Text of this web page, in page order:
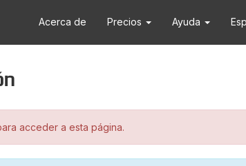
Acerca de Precios Ayuda
acceder a esta página.